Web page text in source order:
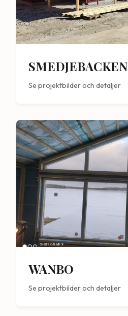
SMEDJEBACKEN
Se projektbilder och detaljer
WANBO
Se projektbilder och detaljer